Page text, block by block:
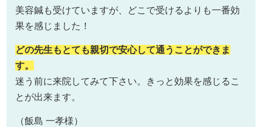
美容鍼も受けていますが、どこで受けるよりも一番効
果を感じました！
どの先生もとても親切で安心して通うことができま
す。
迷う前に来院してみて下さい。きっと効果を感じるこ
とが出来ます。
（飯島 一孝様）